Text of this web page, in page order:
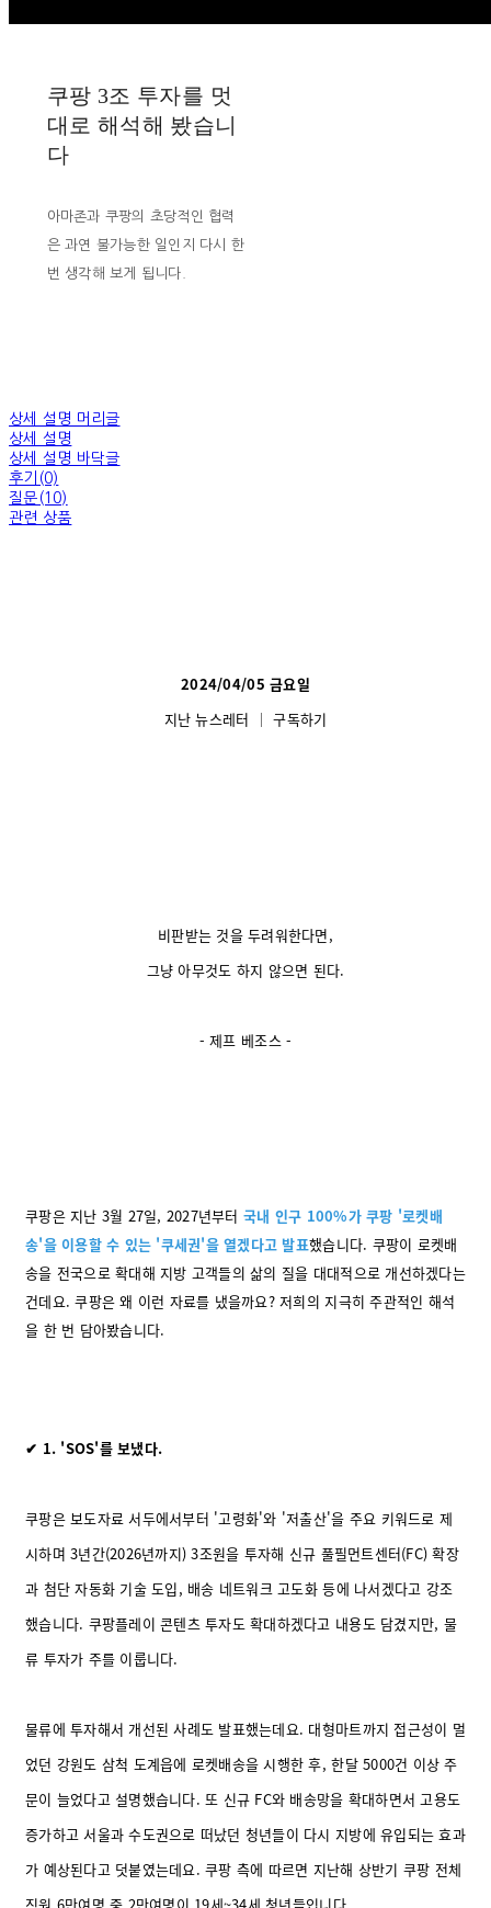
쿠팡 3조 투자를 멋
대로 해석해 봤습니
다
아마존과 쿠팡의 초당적인 협력
은 과연 불가능한 일인지 다시 한
번 생각해 보게 됩니다.
상세 설명 머리글
상세 설명
상세 설명 바닥글
후기(0)
질문(10)
관련 상품
2024/04/05 금요일
지난 뉴스레터 │구독하기
비판받는 것을 두려워한다면,
그냥 아무것도 하지 않으면 된다.
- 제프 베조스 -
쿠팡은 지난 3월 27일, 2027년부터 국내 인구 100%가 쿠팡 '로켓배
송'을 이용할 수 있는 '쿠세권'을 열겠다고 발표했습니다. 쿠팡이 로켓배
송을 전국으로 확대해 지방 고객들의 삶의 질을 대대적으로 개선하겠다는
건데요. 쿠팡은 왜 이런 자료를 냈을까요? 저희의 지극히 주관적인 해석
을 한 번 담아봤습니다.
✔ 1. 'SOS'를 보냈다.
쿠팡은 보도자료 서두에서부터 '고령화'와 '저출산'을 주요 키워드로 제
시하며 3년간(2026년까지) 3조원을 투자해 신규 풀필먼트센터(FC) 확장
과 첨단 자동화 기술 도입, 배송 네트워크 고도화 등에 나서겠다고 강조
했습니다. 쿠팡플레이 콘텐츠 투자도 확대하겠다고 내용도 담겼지만, 물
류 투자가 주를 이룹니다.
물류에 투자해서 개선된 사례도 발표했는데요. 대형마트까지 접근성이 멀
었던 강원도 삼척 도계읍에 로켓배송을 시행한 후, 한달 5000건 이상 주
문이 늘었다고 설명했습니다. 또 신규 FC와 배송망을 확대하면서 고용도
증가하고 서울과 수도권으로 떠났던 청년들이 다시 지방에 유입되는 효과
가 예상된다고 덧붙였는데요. 쿠팡 측에 따르면 지난해 상반기 쿠팡 전체